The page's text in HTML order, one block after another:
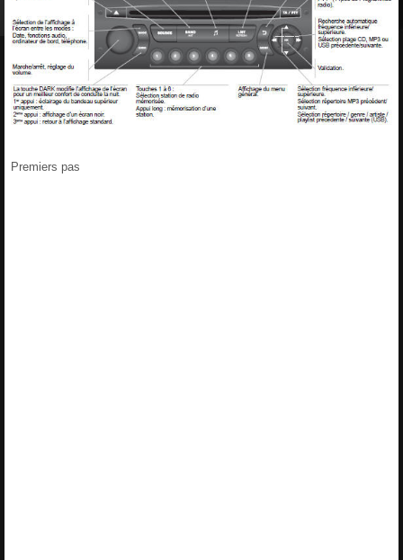
Premiers pas